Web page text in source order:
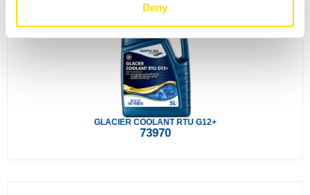
Deny
GLACIER COOLANT RTU G12+
73970